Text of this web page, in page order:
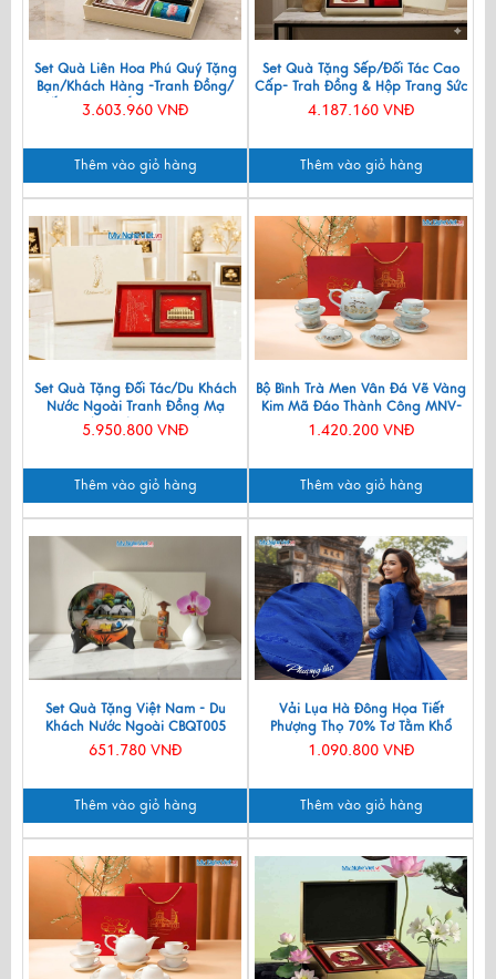
Set Quà Liên Hoa Phú Quý Tặng
Bạn/Khách Hàng -Tranh Đồng/
Đế Lót Ly & Cắm Bút CBQT006
3.603.960 VNĐ
Thêm vào giỏ hàng
Set Quà Tặng Sếp/Đối Tác Cao
Cấp- Trah Đồng & Hộp Trang Sức
Sơn Mài CBQT004
4.187.160 VNĐ
Thêm vào giỏ hàng
Set Quà Tặng Đối Tác/Du Khách
Nước Ngoài Tranh Đồng Mạ
Vàng 24k & Hộp Trang Sức Sơn
Mài CBQT006/2
5.950.800 VNĐ
Thêm vào giỏ hàng
Bộ Bình Trà Men Vân Đá Vẽ Vàng
Kim Mã Đáo Thành Công MNV-
BTV11
1.420.200 VNĐ
Thêm vào giỏ hàng
Set Quà Tặng Việt Nam - Du
Khách Nước Ngoài CBQT005
651.780 VNĐ
Thêm vào giỏ hàng
Vải Lụa Hà Đông Họa Tiết
Phượng Thọ 70% Tơ Tằm Khổ
90cm MNV-LNL131
1.090.800 VNĐ
Thêm vào giỏ hàng